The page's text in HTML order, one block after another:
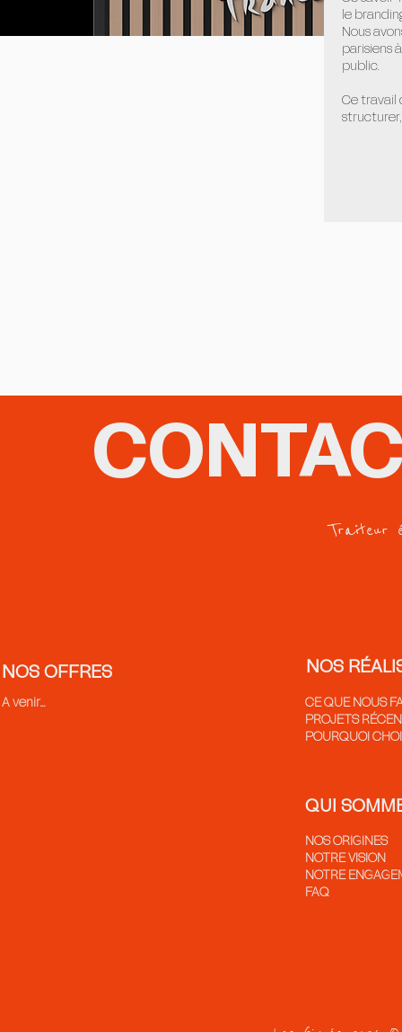
le
Nous
parisiens
public.
Ce travail
NOS OFFRES
A venir...
NOS
CE QUE NOUS
PROJETS
POURQUOI
QUI
NOS ORIGINES
NOTRE VISION
NOTRE
FAQ
Traiteur